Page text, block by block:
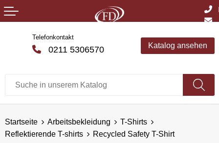
Telefonkontakt
0211 5306570 Katalog ansehen
Startseite Arbeitsbekleidung
T-Shirts
Reflektierende T-shirts
Recycled Safety T-Shirt